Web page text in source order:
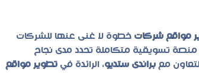
مواقع شركات خطوة لا غنى عنها للشركات
منصة تسويقية متكاملة تحدد مدى نجاح
مع براندى ستديو، الرائدة في تطوير مواقع